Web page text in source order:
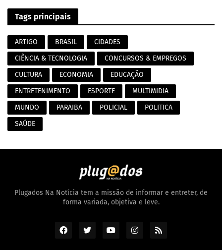
Tags principais
ARTIGO BRASIL
CIDADES
CIÊNCIA & TECNOLOGIA
CONCURSOS & EMPREGOS
CULTURA
ECONOMIA
EDUCAÇÃO
ENTRETENIMENTO
ESPORTE
MULTIMIDIA
MUNDO
PARAIBA POLICIAL
POLITICA
SAÚDE
Plugados Na Notícia tem a missão de informar e entreter, de
forma variada, objetiva e leve.